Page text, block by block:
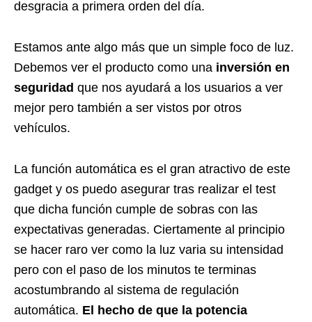
desgracia a primera orden del día.
Estamos ante algo más que un simple foco de luz.
Debemos ver el producto como una inversión en
seguridad que nos ayudará a los usuarios a ver
mejor pero también a ser vistos por otros
vehículos.
La función automática es el gran atractivo de este
gadget y os puedo asegurar tras realizar el test
que dicha función cumple de sobras con las
expectativas generadas. Ciertamente al principio
se hacer raro ver como la luz varia su intensidad
pero con el paso de los minutos te terminas
acostumbrando al sistema de regulación
automática. El hecho de que la potencia